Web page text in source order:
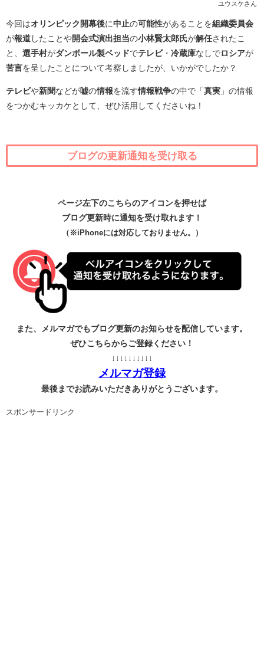
ユウスケさん
今回はオリンピック開幕後に中止の可能性があることを組織委員会
が報道 したことや開会式演出担当の小林賢太郎氏が解任されたこ
と、 選手村がダンボール製ベッドでテレビ・ 冷蔵庫なしでロシアが
苦言を呈したことについて考察しましたが、いかがでしたか？
テレビや新聞などが嘘の情報を流す情報戦争の中で「 真実 」の情報
をつかむキッカケとして、ぜひ活用してくださいね！
ブログの更新通知を受け取る
ページ左下のこちらのアイコンを押せば
ブログ更新時に通知を受け取れます！
（※iPhoneには対応しておりません。）
また、メルマガでもブログ更新のお知らせを配信しています。
ぜひこちらからご登録ください！
↓↓↓↓↓↓↓↓↓↓
メルマガ登録
最後までお読みいただきありがとうございます。
スポンサードリンク